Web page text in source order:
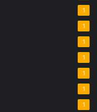
1
1
1
1
1
1
1